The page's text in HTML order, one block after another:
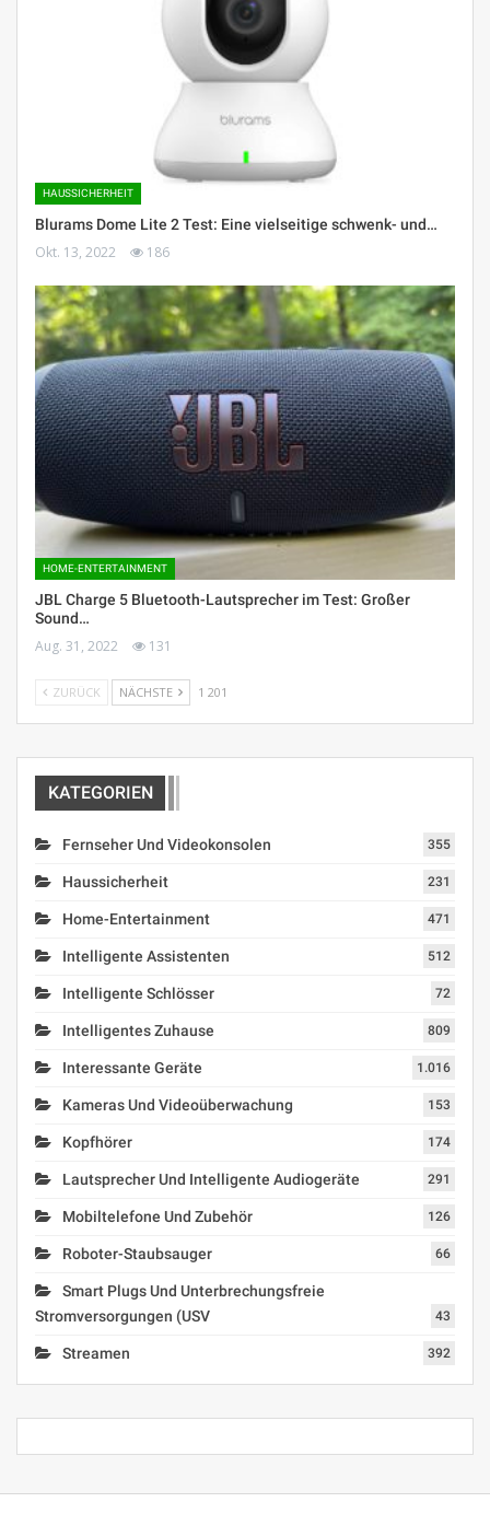
HAUSSICHERHEIT
Blurams Dome Lite 2 Test: Eine vielseitige schwenk- und…
Okt. 13, 2022 186
HOME-ENTERTAINMENT
JBL Charge 5 Bluetooth-Lautsprecher im Test: Großer
Sound…
Aug. 31, 2022 131
ZURÜCK NÄCHSTE 1 201
KATEGORIEN
Fernseher Und Videokonsolen 355
Haussicherheit 231
Home-Entertainment 471
Intelligente Assistenten 512
Intelligente Schlösser 72
Intelligentes Zuhause 809
Interessante Geräte 1.016
Kameras Und Videoüberwachung 153
Kopfhörer 174
Lautsprecher Und Intelligente Audiogeräte 291
Mobiltelefone Und Zubehör 126
Roboter-Staubsauger 66
Smart Plugs Und Unterbrechungsfreie
Stromversorgungen (USV
43
Streamen 392